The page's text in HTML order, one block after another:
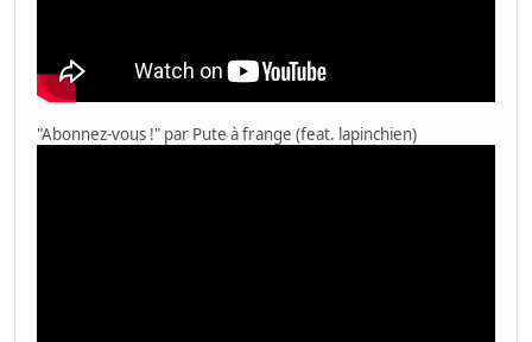
"Abonnez-vous !" par Pute à frange (feat. lapinchien)